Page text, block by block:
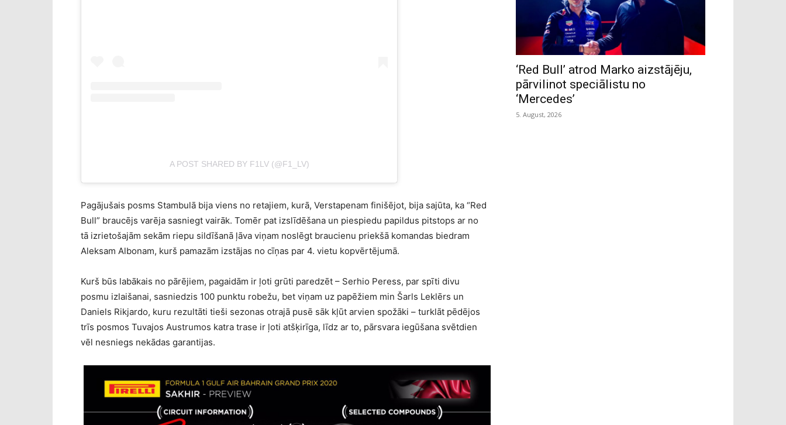
A POST SHARED BY F1LV (@F1_LV)
Pagājušais posms Stambulā bija viens no retajiem, kurā, Verstapenam finišējot, bija sajūta, ka “Red
Bull” braucējs varēja sasniegt vairāk. Tomēr pat izslīdēšana un piespiedu papildus pitstops ar no
tā izrietošajām sekām riepu sildīšanā ļāva viņam noslēgt braucienu priekšā komandas biedram
Aleksam Albonam, kurš pamazām izstājas no cīņas par 4. vietu kopvērtējumā.
Kurš būs labākais no pārējiem, pagaidām ir ļoti grūti paredzēt – Serhio Peress, par spīti divu
posmu izlaišanai, sasniedzis 100 punktu robežu, bet viņam uz papēžiem min Šarls Leklērs un
Daniels Rikjardo, kuru rezultāti tieši sezonas otrajā pusē sāk kļūt arvien spožāki – turklāt pēdējos
trīs posmos Tuvajos Austrumos katra trase ir ļoti atšķirīga, līdz ar to, pārsvara iegūšana svētdien
vēl nesniegs nekādas garantijas.
‘Red Bull’ atrod Marko aizstājēju,
pārvilinot speciālistu no
‘Mercedes’
5. August, 2026